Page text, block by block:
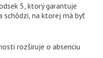
5, ktorý garantuje
schôdzi, na ktorej má byť
rozširuje o absenciu